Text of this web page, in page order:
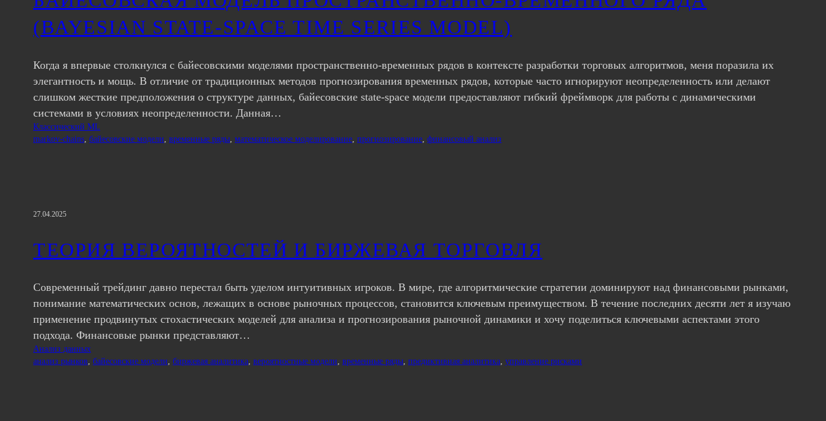
(BAYESIAN STATE-SPACE TIME SERIES MODEL)
Когда я впервые столкнулся с байесовскими моделями пространственно-временных рядов в контексте разработки торговых алгоритмов, меня поразила их
элегантность и мощь. В отличие от традиционных методов прогнозирования временных рядов, которые часто игнорируют неопределенность или делают
слишком жесткие предположения о структуре данных, байесовские state-space модели предоставляют гибкий фреймворк для работы с динамическими
системами в условиях неопределенности. Данная…
Классический ML
markov-chains байесовские модели временные ряды математическое моделирование прогнозирование финансовый анализ
27.04.2025
ТЕОРИЯ ВЕРОЯТНОСТЕЙ И БИРЖЕВАЯ ТОРГОВЛЯ
Современный трейдинг давно перестал быть уделом интуитивных игроков. В мире, где алгоритмические стратегии доминируют над финансовыми рынками,
понимание математических основ, лежащих в основе рыночных процессов, становится ключевым преимуществом. В течение последних десяти лет я изучаю
применение продвинутых стохастических моделей для анализа и прогнозирования рыночной динамики и хочу поделиться ключевыми аспектами этого
подхода. Финансовые рынки представляют…
Анализ данных
анализ рынков, байесовские модели, биржевая аналитика, вероятностные модели, временные ряды, предиктивная аналитика, управление рисками